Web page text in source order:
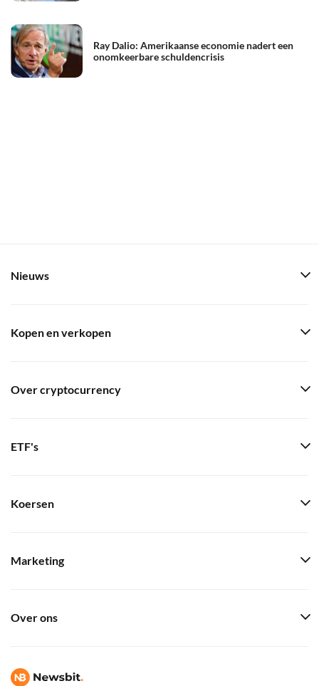
Ray Dalio: Amerikaanse economie nadert een
onomkeerbare schuldencrisis
Nieuws
Kopen en verkopen
Over cryptocurrency
ETF's
Koersen
Marketing
Over ons